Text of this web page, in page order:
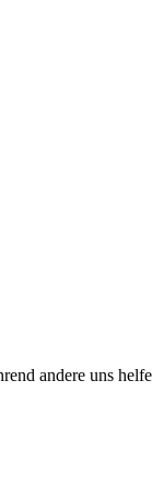
andere uns